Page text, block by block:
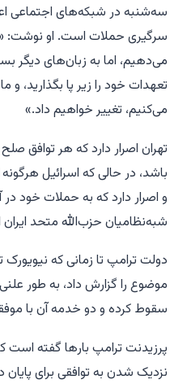
سه‌شنبه در شبکه‌های اجتماعی
سرگیری حملات است. او نوشت:
می‌دهیم، اما به زبان‌های دیگر
تعهدات خود را زیر پا بگذارید،
می‌کنیم، تغییر خواهیم داد.»
تهران اصرار دارد که هر توافق
باشد، در حالی که اسرائیل
و اصرار دارد که به حملات خود در
شبه‌نظامیان حزب‌الله متحد
دولت ترامپ تا زمانی که
موضوع را گزارش داد، به طور
سقوط کرده و دو خدمه آن با
پرزیدنت ترامپ بارها گفته است
نزدیک شدن به توافقی برای